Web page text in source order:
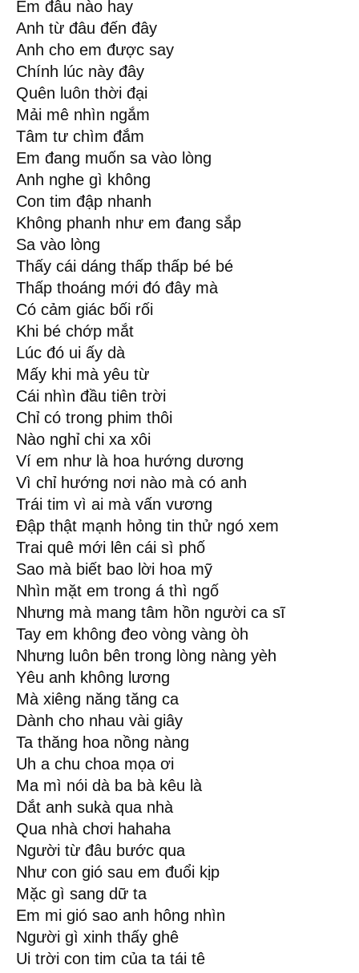
Em đâu nào hay
Anh từ đâu đến đây
Anh cho em được say
Chính lúc này đây
Quên luôn thời đại
Mải mê nhìn ngắm
Tâm tư chìm đắm
Em đang muốn sa vào lòng
Anh nghe gì không
Con tim đập nhanh
Không phanh như em đang sắp
Sa vào lòng
Thấy cái dáng thấp thấp bé bé
Thấp thoáng mới đó đây mà
Có cảm giác bối rối
Khi bé chớp mắt
Lúc đó ui ấy dà
Mấy khi mà yêu từ
Cái nhìn đầu tiên trời
Chỉ có trong phim thôi
Nào nghỉ chi xa xôi
Ví em như là hoa hướng dương
Vì chỉ hướng nơi nào mà có anh
Trái tim vì ai mà vấn vương
Đập thật mạnh hỏng tin thử ngó xem
Trai quê mới lên cái sì phố
Sao mà biết bao lời hoa mỹ
Nhìn mặt em trong á thì ngố
Nhưng mà mang tâm hồn người ca sĩ
Tay em không đeo vòng vàng òh
Nhưng luôn bên trong lòng nàng yèh
Yêu anh không lương
Mà xiêng năng tăng ca
Dành cho nhau vài giây
Ta thăng hoa nồng nàng
Uh a chu choa mọa ơi
Ma mì nói dà ba bà kêu là
Dắt anh sukà qua nhà
Qua nhà chơi hahaha
Người từ đâu bước qua
Như con gió sau em đuổi kịp
Mặc gì sang dữ ta
Em mi gió sao anh hông nhìn
Người gì xinh thấy ghê
Ui trời con tim của ta tái tê